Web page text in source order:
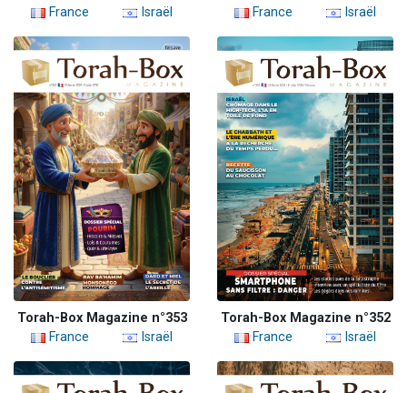
France
Israël
France
Israël
Torah-Box Magazine n°353
France
Israël
Torah-Box Magazine n°352
France
Israël